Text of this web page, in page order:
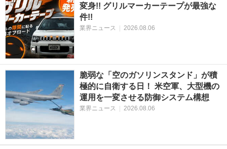
変身!! グリルマーカーテープが最強な
件!!
業界ニュース 2026.08.06
脆弱な「空のガソリンスタンド」が積
極的に自衛する日！ 米空軍、大型機の
運用を一変させる防御システム構想
業界ニュース 2026.08.06